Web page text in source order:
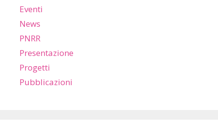
Eventi
News
PNRR
Presentazione
Progetti
Pubblicazioni